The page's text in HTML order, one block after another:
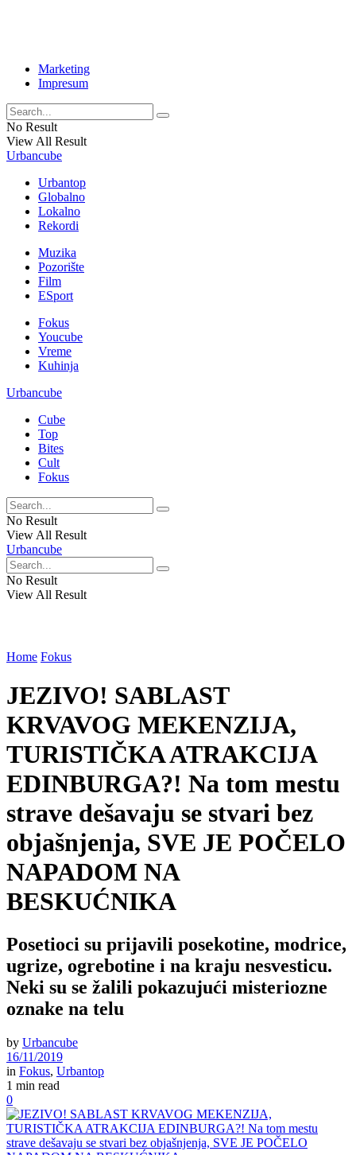
Marketing
Impresum
No Result
View All Result
Urbancube
Urbantop
Globalno
Lokalno
Rekordi
Muzika
Pozorište
Film
ESport
Fokus
Youcube
Vreme
Kuhinja
Urbancube
Cube
Top
Bites
Cult
Fokus
No Result
View All Result
Urbancube
No Result
View All Result
Home Fokus
JEZIVO! SABLAST
KRVAVOG MEKENZIJA,
TURISTIČKA ATRAKCIJA
EDINBURGA?! Na tom mestu
strave dešavaju se stvari bez
objašnjenja, SVE JE POČELO
NAPADOM NA
BESKUĆNIKA
Posetioci su prijavili posekotine, modrice,
ugrize, ogrebotine i na kraju nesvesticu.
Neki su se žalili pokazujući misteriozne
oznake na telu
by Urbancube
16/11/2019
in Fokus, Urbantop
1 min read
0